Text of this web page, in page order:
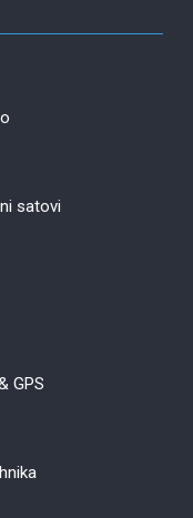
satovi
GPS